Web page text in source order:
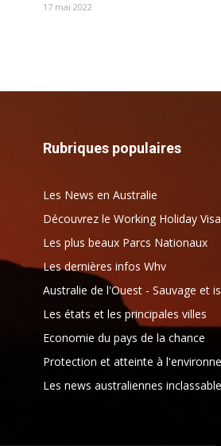
17 mai 2022
Rubriques populaires
Les News en Australie
Découvrez le Working Holiday Visa
Les plus beaux Parcs Nationaux
Les dernières infos Whv
Australie de l'Ouest - Sauvage et
Les états et les principales villes
Economie du pays de la chance
Protection et atteinte à
Les news australiennes